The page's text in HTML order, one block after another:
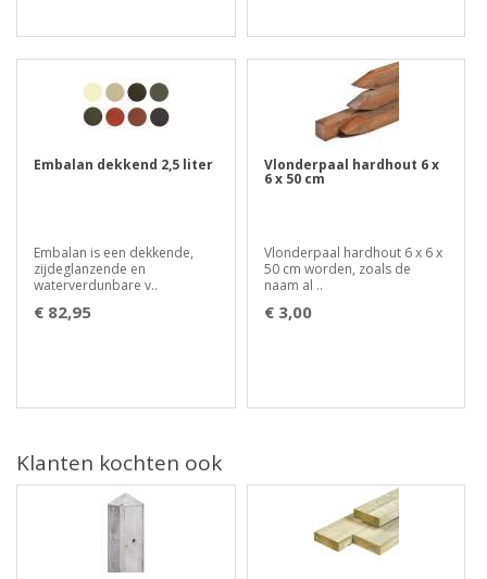
Embalan dekkend 2,5 liter
Embalan is een dekkende,
zijdeglanzende en
waterverdunbare v..
€ 82,95
Vlonderpaal hardhout 6 x
6 x 50 cm
Vlonderpaal hardhout 6 x 6 x
50 cm worden, zoals de
naam al ..
€ 3,00
Klanten kochten ook